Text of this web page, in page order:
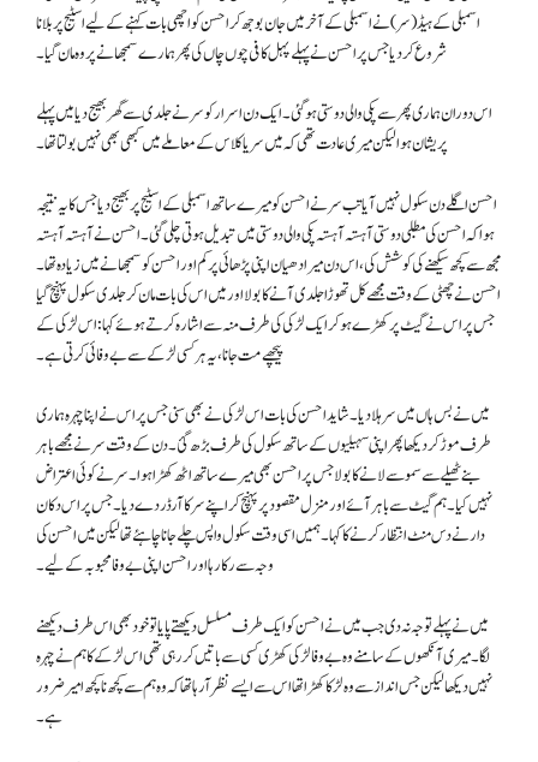
اسمبلی کے ہیڈ (سر) نے اسمبلی کے آخر میں جان بوجھ کر احسن کو اچھی بات کہنے کے لیے اسٹیج پر بلانا
شروع کردیا جس پر احسن نے پہلے پہل کافی چوں چاں کی پھر ہمارے سمجھانے پر وہ مان گیا۔
اس دوران ہماری پھر سے پکی والی دوستی ہوگئی۔ ایک دن اسرار کو سر نے جلدی سے گھر بھیج دیا میں پہلے
پریشان ہوا لیکن میری عادت تھی کہ میں سر یا کلاس کے معاملے میں کبھی بھی نہیں بولتا تھا۔
احسن اگلے دن سکول نہیں آیا تب سر نے احسن کو میرے ساتھ اسمبلی کے اسٹیج پر بھیج دیا جس کا یہ نتیجہ
ہوا کہ احسن کی مطلبی دوستی آہستہ آہستہ پکی والی دوستی میں تبدیل ہوتی چلی گئی۔ احسن نے آہستہ آہستہ
مجھ سے کچھ سیکھنے کی کوشش کی، اس دن میرا دھیان اپنی پڑھائی پر کم اور احسن کو سمجھانے میں زیادہ تھا۔
احسن نے چھٹی کے وقت مجھے کل تھوڑا جلدی آنے کا بولا اور میں اس کی بات مان کر جلدی سکول پہنچ گیا
جس پر اس نے گیٹ پر کھڑے ہوکر ایک لڑکی کی طرف منہ سے اشارہ کرتے ہوئے کہا: اس لڑکی کے
پیچھے مت جانا، یہ ہر کسی لڑکے سے بے وفائی کرتی ہے۔
میں نے بس ہاں میں سر ہلا دیا۔ شاید احسن کی بات اس لڑکی نے بھی سنی جس پر اس نے اپنا چہرہ ہماری
طرف موڑ کردیکھا پھر اپنی سہیلیوں کے ساتھ سکول کی طرف بڑھ گئ۔ دن کے وقت سر نے مجھے باہر
بنے ٹھیلے سے سموسے لانے کا بولا جس پر احسن بھی میرے ساتھ اٹھ کھڑا ہوا۔ سر نے کوئی اعتراض
نہیں کیا۔ ہم گیٹ سے باہر آئے اور منزل مقصود پر پہنچ کر اپنے سر کا آرڈر دے دیا۔ جس پر اس دکان
دار نے دس منٹ انتظار کرنے کا کہا۔ ہمیں اسی وقت سکول واپس چلے جانا چاہئے تھا لیکن میں احسن کی
وجہ سے رکا رہا اور احسن اپنی بے وفا محبوبہ کے لیے۔
میں نےپہلے توجہ نہ دی جب میں نے احسن کو ایک طرف مسلسل دیکھتے پایا تو خود بھی اس طرف دیکھنے
لگا۔ میری آنکھوں کے سامنے وہ بے وفا لڑکی کھڑی کسی سے باتیں کررہی تھی اس لڑکے کا ہم نے چہرہ
نہیں دیکھا لیکن جس انداز سے وہ لڑکا کھڑا تھا اس سے ایسے نظر آرہا تھا کہ وہ ہم سے کچھ نا کچھ امیر ضرور
ہے۔